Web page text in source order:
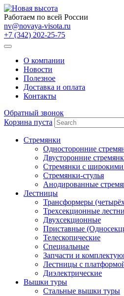
Работаем по всей России
nv@novaya-visota.ru
+7 (342) 202-25-75
О компании
Новости
Полезное
Доставка и оплата
Контакты
Обратный звонок
Корзина пуста
Стремянки
Односторонние
Двусторонние
Стремянки с широкими
Стремянки-стулья
Анодированные
Лестницы
Трансформеры
Трехсекционные
Двухсекционные
Приставные
Телескопические
Специальные
Запчасти и
Лестницы с
Диэлектрические
Вышки туры
Стальные вышки туры